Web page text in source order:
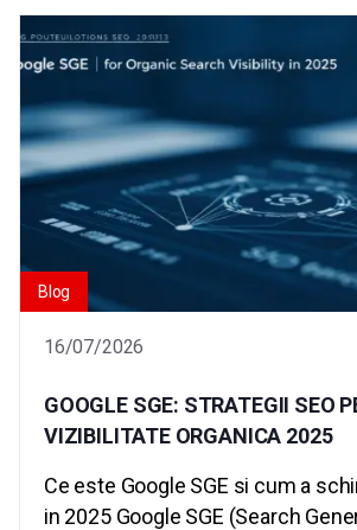
Blog
16/07/2026
GOOGLE SGE: STRATEGII SEO
VIZIBILITATE ORGANICA 2025
Ce este Google SGE si cum a
in 2025 Google SGE (Search